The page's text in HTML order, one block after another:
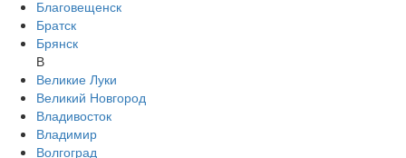
Благовещенск
Братск
Брянск
В
Великие Луки
Великий Новгород
Владивосток
Владимир
Волгоград